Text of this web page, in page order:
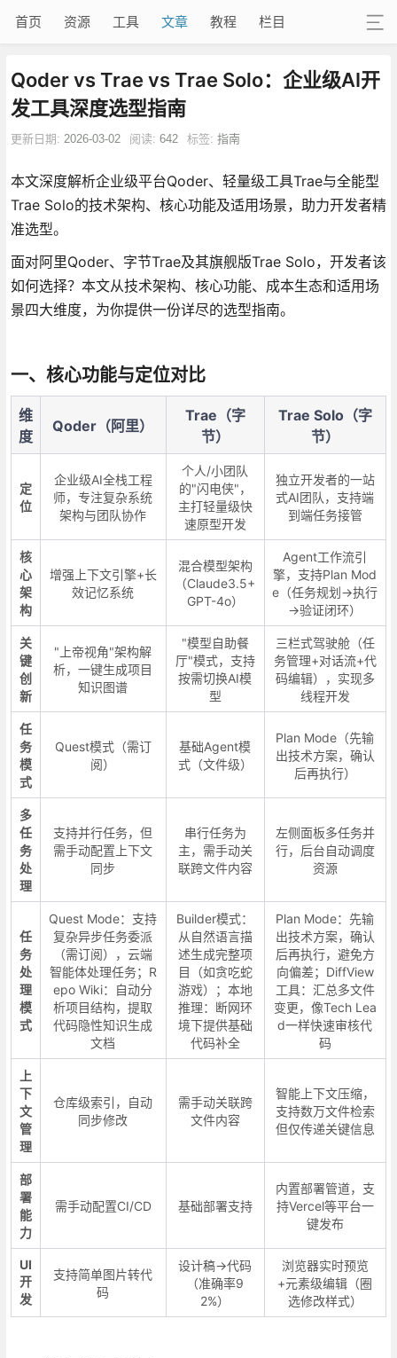
首页 资源 工具 文章 教程 栏目
Qoder vs Trae vs Trae Solo：企业级AI开
发工具深度选型指南
更新日期: 2026-03-02 阅读: 642 标签: 指南
本文深度解析企业级平台Qoder、轻量级工具Trae与全能型
Trae Solo的技术架构、核心功能及适用场景，助力开发者精
准选型。
面对阿里Qoder、字节Trae及其旗舰版Trae Solo，开发者该
如何选择？本文从技术架构、核心功能、成本生态和适用场
景四大维度，为你提供一份详尽的选型指南。
一、核心功能与定位对比
维
度
Qoder（阿里）
Trae（字
节）
Trae Solo（字
节）
定
位
企业级AI全栈工程
师，专注复杂系统
架构与团队协作
个人/小团队
的"闪电侠"，
主打轻量级快
速原型开发
独立开发者的一站
式AI团队，支持端
到端任务接管
核
心
架
构
增强上下文引擎+长
效记忆系统
混合模型架构
（Claude3.5+
GPT-4o）
Agent工作流引
擎，支持Plan Mod
e（任务规划→执行
→验证闭环）
关
键
创
新
"上帝视角"架构解
析，一键生成项目
知识图谱
"模型自助餐
厅"模式，支持
按需切换AI模
型
三栏式驾驶舱（任
务管理+对话流+代
码编辑），实现多
线程开发
任
务
模
式
Quest模式（需订
阅）
基础Agent模
式（文件级）
Plan Mode（先输
出技术方案，确认
后再执行）
多
任
务
处
理
支持并行任务，但
需手动配置上下文
同步
串行任务为
主，需手动关
联跨文件内容
左侧面板多任务并
行，后台自动调度
资源
任
务
处
理
模
式
Quest Mode：支持
复杂异步任务委派
（需订阅），云端
智能体处理任务；R
epo Wiki：自动分
析项目结构，提取
代码隐性知识生成
文档
Builder模式：
从自然语言描
述生成完整项
目（如贪吃蛇
游戏）；本地
推理：断网环
境下提供基础
代码补全
Plan Mode：先输
出技术方案，确认
后再执行，避免方
向偏差；DiffView
工具：汇总多文件
变更，像Tech Lea
d一样快速审核代
码
上
下
文
管
理
仓库级索引，自动
同步修改
需手动关联跨
文件内容
智能上下文压缩，
支持数万文件检索
但仅传递关键信息
部
署
能
力
需手动配置CI/CD 基础部署支持
内置部署管道，支
持Vercel等平台一
键发布
UI
开
发
支持简单图片转代
码
设计稿→代码
（准确率9
2%）
浏览器实时预览
+元素级编辑（圈
选修改样式）